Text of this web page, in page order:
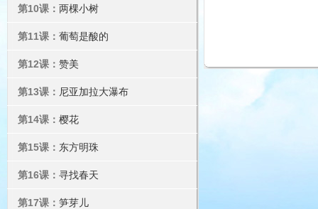
第10课： 两棵小树
第11课： 葡萄是酸的
第12课： 赞美
第13课： 尼亚加拉大瀑布
第14课： 樱花
第15课： 东方明珠
第16课： 寻找春天
第17课： 笋芽儿